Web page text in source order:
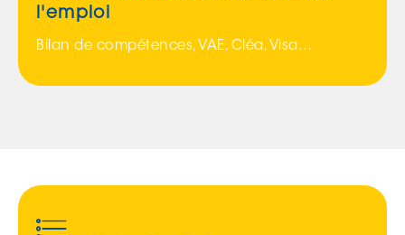
l'emploi
Bilan de compétences, VAE, Cléa, Visa…